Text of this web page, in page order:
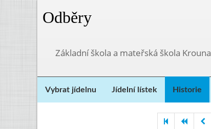
Odběry
Základní škola a mateřská škola Krouna
Vybrat jídelnu Jídelní lístek Historie